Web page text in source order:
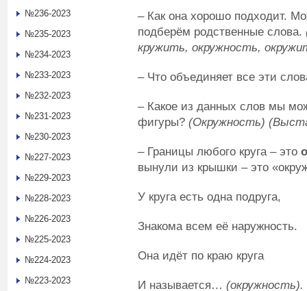
– Как она хорошо подходит.
подберём родственные слова.
кружить, окружность,
– Что объединяет все эти
– Какое из данных слов мы
фигуры? (Окружность)
– Границы любого круга – это
вынули из крышки – это
У круга есть одна подруга,
Знакома всем её наружность.
Она идёт по краю круга
И называется… (окружность).
№236-2023
№235-2023
№234-2023
№233-2023
№232-2023
№231-2023
№230-2023
№227-2023
№229-2023
№228-2023
№226-2023
№225-2023
№224-2023
№223-2023